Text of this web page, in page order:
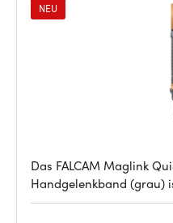
NEU
Das FALCAM Maglink
Handgelenkband (grau)